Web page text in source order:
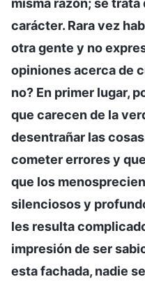
carácter. Rara vez
otra gente y no
opiniones acerca de
no? En primer lugar,
que carecen de la
desentrañar las
cometer errores y
que los
silenciosos y
les resulta
impresión de ser
esta fachada, nadie